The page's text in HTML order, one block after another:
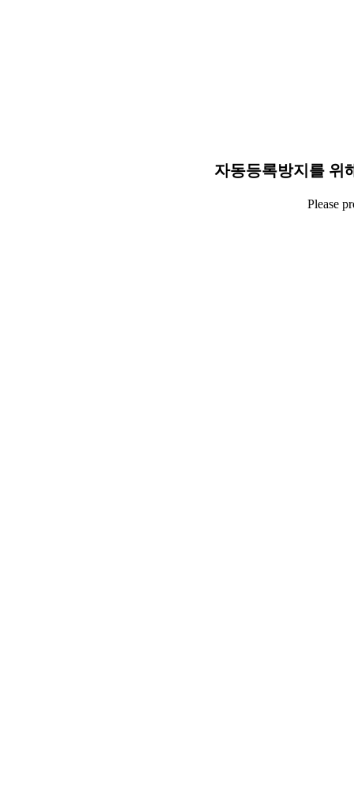
자동등록방지를 위
Please